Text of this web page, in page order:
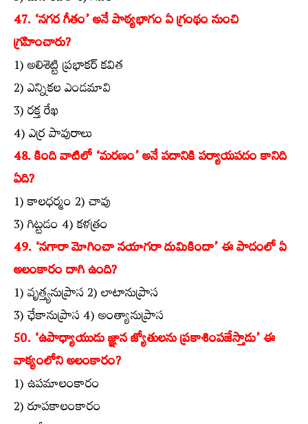
47. ‘నగర గీతం’ అనే పాఠ్యభాగం ఏ గ్రంథం నుంచి
గ్రహించారు?
1) అలిశెట్టి ప్రభాకర్‌ కవిత
2) ఎన్నికల ఎండమావి
3) రక్త రేఖ
4) ఎర్ర పావురాలు
48. కింది వాటిలో ‘మరణం’ అనే పదానికి పర్యాయపదం కానిది
ఏది?
1) కాలధర్మం 2) చావు
3) గిట్టడం 4) కళత్రం
49. ‘నగారా మోగించా నయాగరా దుమికిందా’ ఈ పాదంలో ఏ
అలంకారం దాగి ఉంది?
1) వృత్త్యనుప్రాస 2) లాటానుప్రాస
3) ఛేకానుప్రాస 4) అంత్యానుప్రాస
50. ‘ఉపాధ్యాయుడు జ్ఞాన జ్యోతులను ప్రకాశింపజేస్తాడు’ ఈ
వాక్యంలోని అలంకారం?
1) ఉపమాలంకారం
2) రూపకాలంకారం